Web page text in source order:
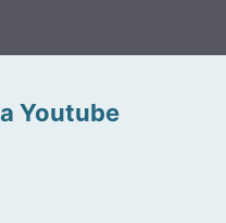
Youtube